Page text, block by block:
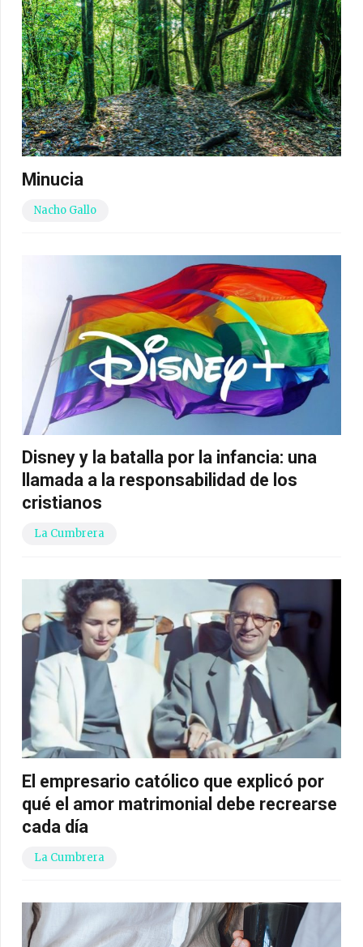
Minucia
Nacho Gallo
Disney y la batalla por la infancia: una
llamada a la responsabilidad de los
cristianos
La Cumbrera
El empresario católico que explicó por
qué el amor matrimonial debe recrearse
cada día
La Cumbrera